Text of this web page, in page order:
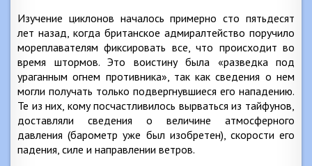
Изучение циклонов началось примерно сто пятьдесят
лет назад, когда британское адмиралтейство поручило
мореплавателям фиксировать все, что происходит во
время штормов. Это воистину была «разведка под
ураганным огнем противника», так как сведения о нем
могли получать только подвергнувшиеся его нападению.
Те из них, кому посчастливилось вырваться из тайфунов,
доставляли сведения о величине атмосферного
давления (барометр уже был изобретен), скорости его
падения, силе и направлении ветров.